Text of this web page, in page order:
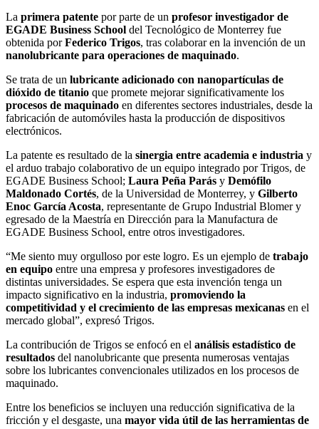
La primera patente por parte de un profesor investigador de
EGADE Business School del Tecnológico de Monterrey fue
obtenida porFederico Trigos, tras colaborar en la invención de un
nanolubricante para operaciones de maquinado.
Se trata de un lubricante adicionado con nanopartículas de
dióxido de titanio que promete mejorar significativamente los
procesos de maquinado en diferentes sectores industriales, desde la
fabricación de automóviles hasta la producción de dispositivos
electrónicos.
La patente es resultado de la sinergia entre academia e industria y
el arduo trabajo colaborativo de un equipo integrado por Trigos, de
EGADE Business School; Laura Peña Parás y Demófilo
Maldonado Cortés, de la Universidad de Monterrey, y Gilberto
Enoc García Acosta, representante de Grupo Industrial Blomer y
egresado de la Maestría en Dirección para la Manufactura de
EGADE Business School, entre otros investigadores.
“Me siento muy orgulloso por este logro. Es un ejemplo de trabajo
en equipo entre una empresa y profesores investigadores de
distintas universidades. Se espera que esta invención tenga un
impacto significativo en la industria, promoviendo la
competitividad y el crecimiento de las empresas mexicanas en el
mercado global”, expresó Trigos.
La contribución de Trigos se enfocó en el análisis estadístico de
resultados del nanolubricante que presenta numerosas ventajas
sobre los lubricantes convencionales utilizados en los procesos de
maquinado.
Entre los beneficios se incluyen una reducción significativa de la
fricción y el desgaste, una mayor vida útil de las herramientas de